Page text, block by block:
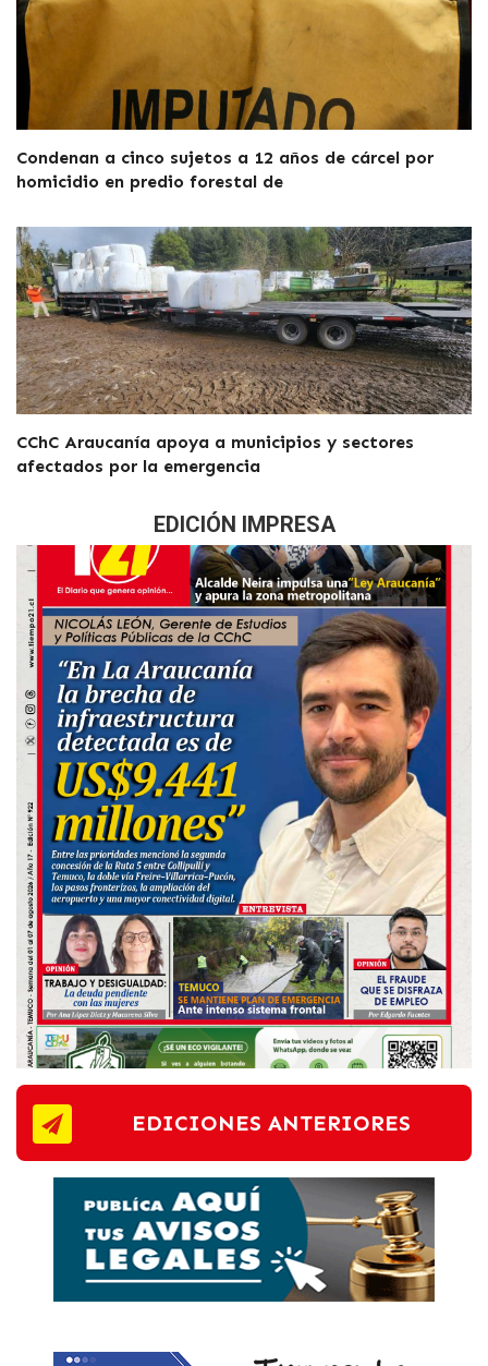
Condenan a cinco sujetos a 12 años de cárcel por
homicidio en predio forestal de
CChC Araucanía apoya a municipios y sectores
afectados por la emergencia
EDICIÓN IMPRESA
EDICIONES ANTERIORES